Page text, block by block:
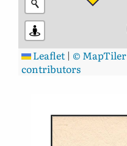
Leaflet | © MapTiler
contributors